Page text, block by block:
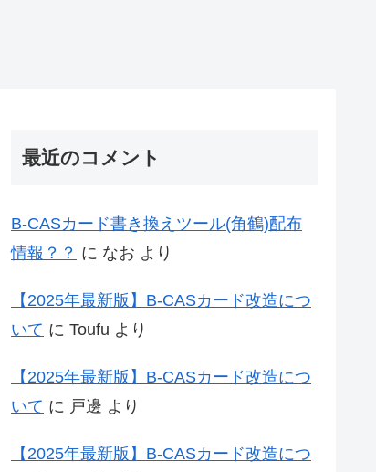
最近のコメント
B-CASカード書き換えツール(角鶴)配布
情報？？ に なお より
【2025年最新版】B-CASカード改造につ
いて に Toufu より
【2025年最新版】B-CASカード改造につ
いて に 戸邊 より
【2025年最新版】B-CASカード改造につ